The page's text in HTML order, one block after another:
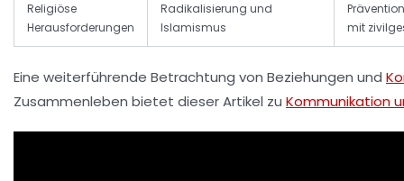
Religiöse
Herausforderungen
Radikalisierung und
Islamismus
mit
Eine weiterführende Betrachtung von Beziehungen und
Zusammenleben bietet dieser Artikel zu Kommunikation